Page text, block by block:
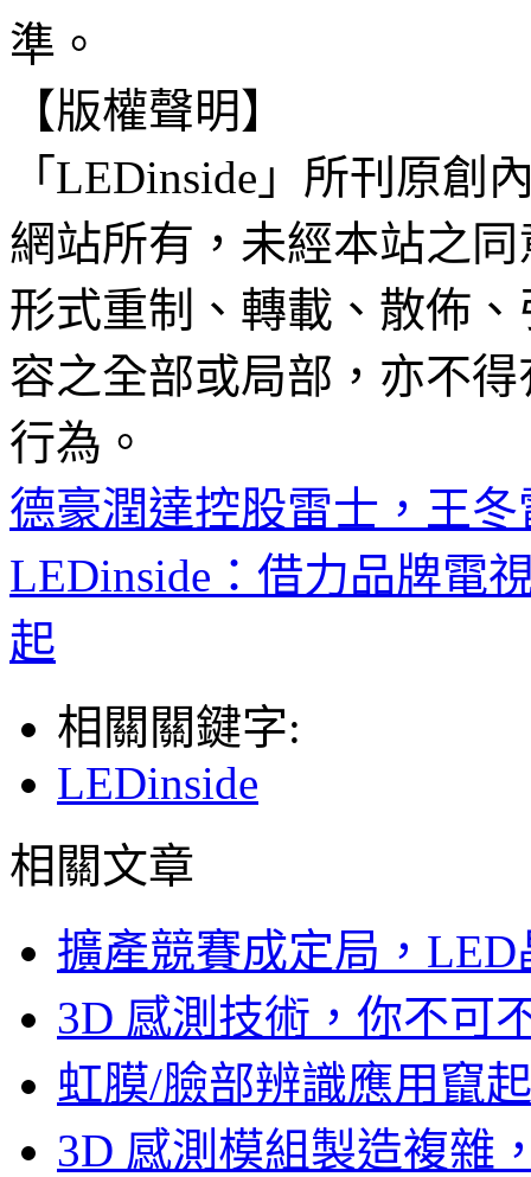
準。
【版權聲明】
「LEDinside」所刊原創
網站所有，未經本站之
形式重制、轉載、散佈
容之全部或局部，亦不
行為。
德豪潤達控股雷士，王
LEDinside：借力品牌電
起
相關關鍵字:
LEDinside
相關文章
擴產競賽成定局，
3D 感測技術，你不可
虹膜/臉部辨識應用竄
3D 感測模組製造複雜